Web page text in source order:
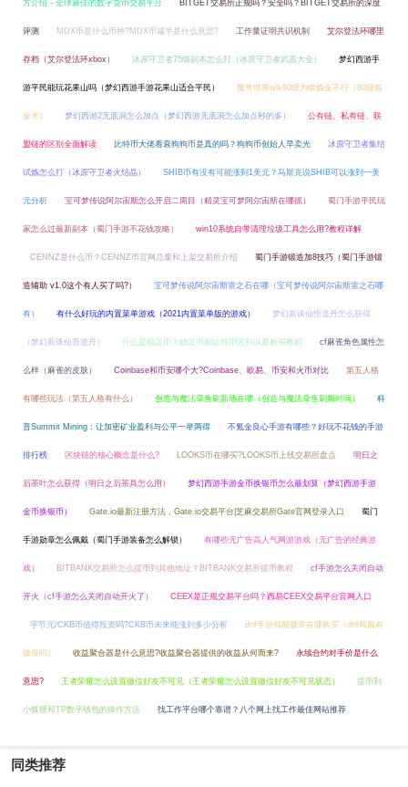
方介绍 - 全球最佳的数字货币交易平台 BITGET交易所正规吗？安全吗？BITGET交易所的深度
评测 MDX币是什么币种?MDX币减半是什么意思? 工作量证明共识机制 艾尔登法环哪里
存档（艾尔登法环xbox） 冰原守卫者75级副本怎么打（冰原守卫者武器大全） 梦幻西游手
游平民能玩花果山吗（梦幻西游手游花果山适合平民） 魔兽世界wlk80级为啥炼金不行（80级炼
金术） 梦幻西游2无底洞怎么加点（梦幻西游无底洞怎么加点秒的多） 公有链、私有链、联
盟链的区别全面解读 比特币大佬看衰狗狗币是真的吗？狗狗币创始人早卖光 冰原守卫者集结
试炼怎么打（冰原守卫者火结晶） SHIB币有没有可能涨到1美元？马斯克说SHIB可以涨到一美
元分析 宝可梦传说阿尔宙斯怎么开启二周目（精灵宝可梦阿尔宙斯在哪抓） 蜀门手游平民玩
家怎么过最新副本（蜀门手游不花钱攻略） win10系统自带清理垃圾工具怎么用?教程详解
CENNZ是什么币？CENNZ币官网总量和上架交易所介绍 蜀门手游锻造加8技巧（蜀门手游锻
造辅助 v1.0这个有人买了吗?） 宝可梦传说阿尔宙斯雷之石在哪（宝可梦传说阿尔宙斯雷之石哪
有） 有什么好玩的内置菜单游戏（2021内置菜单版的游戏） 梦幻新诛仙悟道丹怎么获得
（梦幻新诛仙吾道丹） 什么是稳定币？稳定币和比特币区别以及购买教程 cf麻雀角色属性怎
么样（麻雀的皮肤） Coinbase和币安哪个大?Coinbase、欧易、币安和火币对比 第五人格
有哪些玩法（第五人格有什么） 创造与魔法章鱼刷新地在哪（创造与魔法章鱼刷新时间） 科
普Summit Mining：让加密矿业盈利与公平一举两得 不氪金良心手游有哪些？好玩不花钱的手游
排行榜 区块链的核心概念是什么? LOOKS币在哪买?LOOKS币上线交易所盘点 明日之
后茶叶怎么获得（明日之后茶具怎么用） 梦幻西游手游金币换银币怎么最划算（梦幻西游手游
金币换银币） Gate.io最新注册方法，Gate.io交易平台|芝麻交易所Gate官网登录入口 蜀门
手游勋章怎么佩戴（蜀门手游装备怎么解锁） 有哪些无广告高人气网游游戏（无广告的经典游
戏） BITBANK交易所怎么提币到其他地址？BITBANK交易所提币教程 cf手游怎么关闭自动
开火（cf手游怎么关闭自动开火了） CEEX是正规交易平台吗？西易CEEX交易平台官网入口
字节元/CKB币值得投资吗?CKB币未来能涨到多少分析 dnf手游韩服徽章在哪购买（dnf韩服有
徽章吗） 收益聚合器是什么意思?收益聚合器提供的收益从何而来? 永续合约对手价是什么
意思? 王者荣耀怎么设置微信好友不可见（王者荣耀怎么设置微信好友不可见状态） 提币到
小狐狸和TP数字钱包的操作方法 找工作平台哪个靠谱？八个网上找工作最佳网站推荐
同类推荐